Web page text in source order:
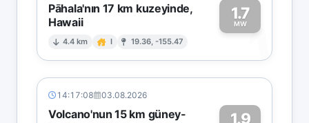
Pāhala'nın 17 km kuzeyinde,
Hawaii
4.4 km I 19.36, -155.47
1.7
MW1
14:17:08 03.08.2026
Volcano'nun 15 km güney-
1.9